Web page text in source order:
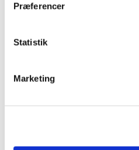
Præferencer
Statistik
Marketing
Du vil måske